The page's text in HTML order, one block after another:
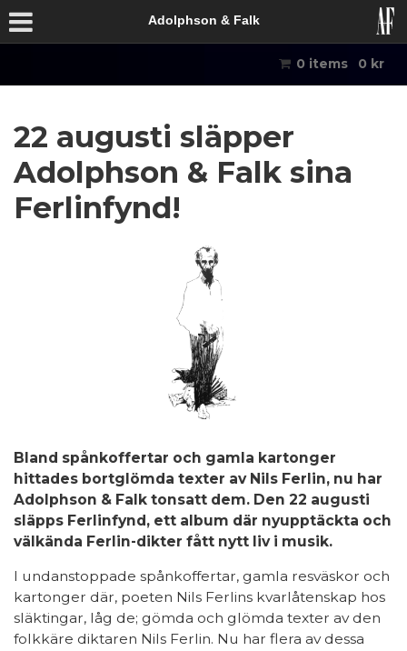
Adolphson & Falk
0 items 0 kr
22 augusti släpper
Adolphson & Falk sina
Ferlinfynd!
Bland spånkoffertar och gamla kartonger
hittades bortglömda texter av Nils Ferlin, nu har
Adolphson & Falk tonsatt dem. Den 22 augusti
släpps Ferlinfynd, ett album där nyupptäckta och
välkända Ferlin-dikter fått nytt liv i musik.
I undanstoppade spånkoffertar, gamla resväskor och
kartonger där, poeten Nils Ferlins kvarlåtenskap hos
släktingar, låg de; gömda och glömda texter av den
folkkäre diktaren Nils Ferlin. Nu har flera av dessa